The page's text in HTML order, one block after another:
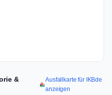
&
Ausfallkarte für IKBde
anzeigen